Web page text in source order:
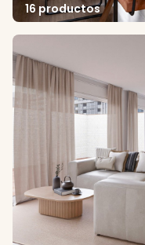
16 productos